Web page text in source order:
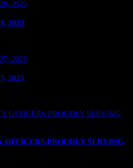
2025
2025
PROUDLY SERVING